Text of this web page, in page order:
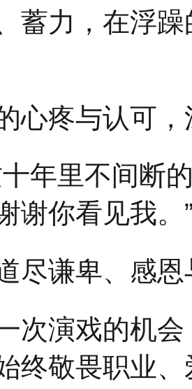
蓄力，在浮
心疼与认可
年里不间断
谢你看见我。
尽谦卑、感
次演戏的机
终敬畏职业